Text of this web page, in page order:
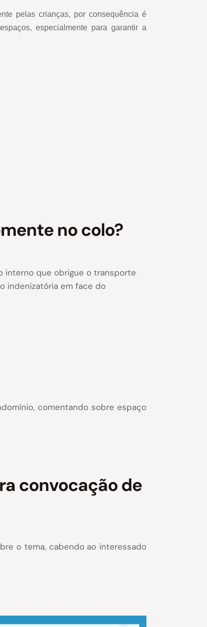
pelas crianças, por consequência é
especialmente para garantir a
no colo?
interno que obrigue o transporte
indenizatória em face do
comentando sobre espaço
convocação de
o tema, cabendo ao interessado